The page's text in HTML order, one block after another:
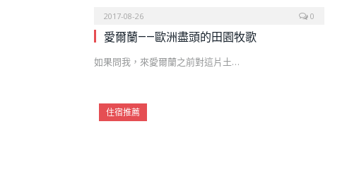
2017-08-26 0
愛爾蘭——歐洲盡頭的田園牧歌
如果問我，來愛爾蘭之前對這片土…
住宿推薦